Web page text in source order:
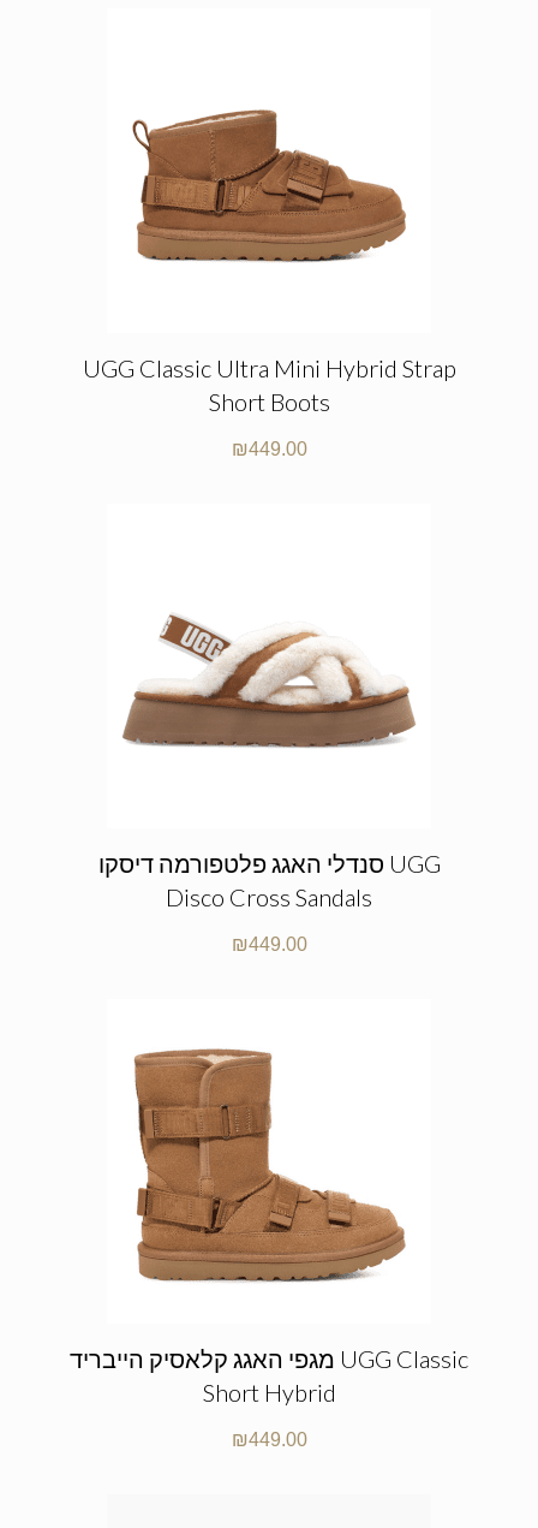
UGG Classic Ultra Mini Hybrid Strap
Short Boots
₪449.00
סנדלי האגג פלטפורמה דיסקו UGG
Disco Cross Sandals
₪449.00
מגפי האגג קלאסיק הייבריד UGG Classic
Short Hybrid
₪449.00